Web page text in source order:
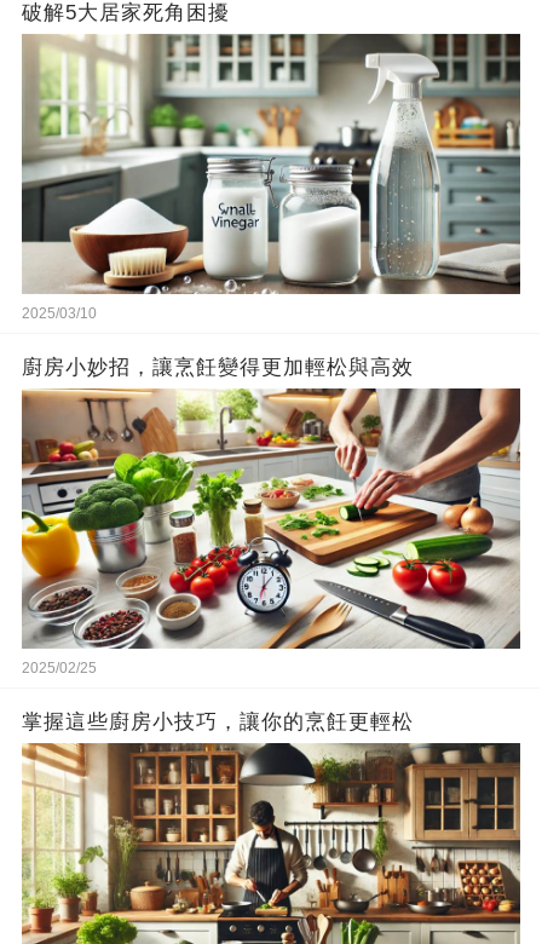
破解5大居家死角困擾
2025/03/10
廚房小妙招，讓烹飪變得更加輕松與高效
2025/02/25
掌握這些廚房小技巧，讓你的烹飪更輕松